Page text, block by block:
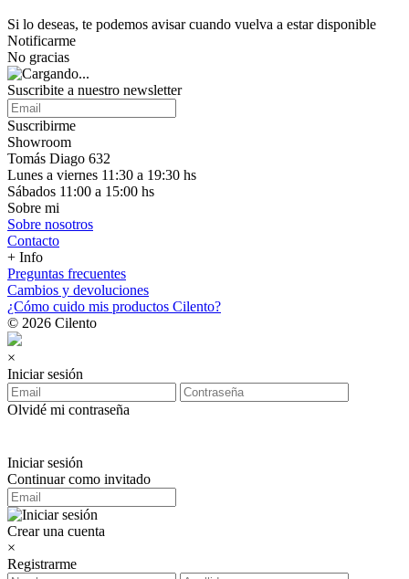
Si lo deseas, te podemos avisar cuando vuelva a estar disponible
Notificarme
No gracias
Suscribite a nuestro newsletter
Suscribirme
Showroom
Tomás Diago 632
Lunes a viernes 11:30 a 19:30 hs
Sábados 11:00 a 15:00 hs
Sobre mi
Sobre nosotros
Contacto
+ Info
Preguntas frecuentes
Cambios y devoluciones
¿Cómo cuido mis productos Cilento?
© 2026 Cilento
×
Iniciar sesión
Olvidé mi contraseña
Iniciar sesión
Continuar como invitado
Crear una cuenta
×
Registrarme